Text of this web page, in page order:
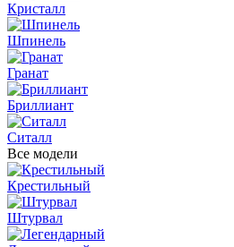
Кристалл
Шпинель
Гранат
Бриллиант
Ситалл
Все модели
Крестильный
Штурвал